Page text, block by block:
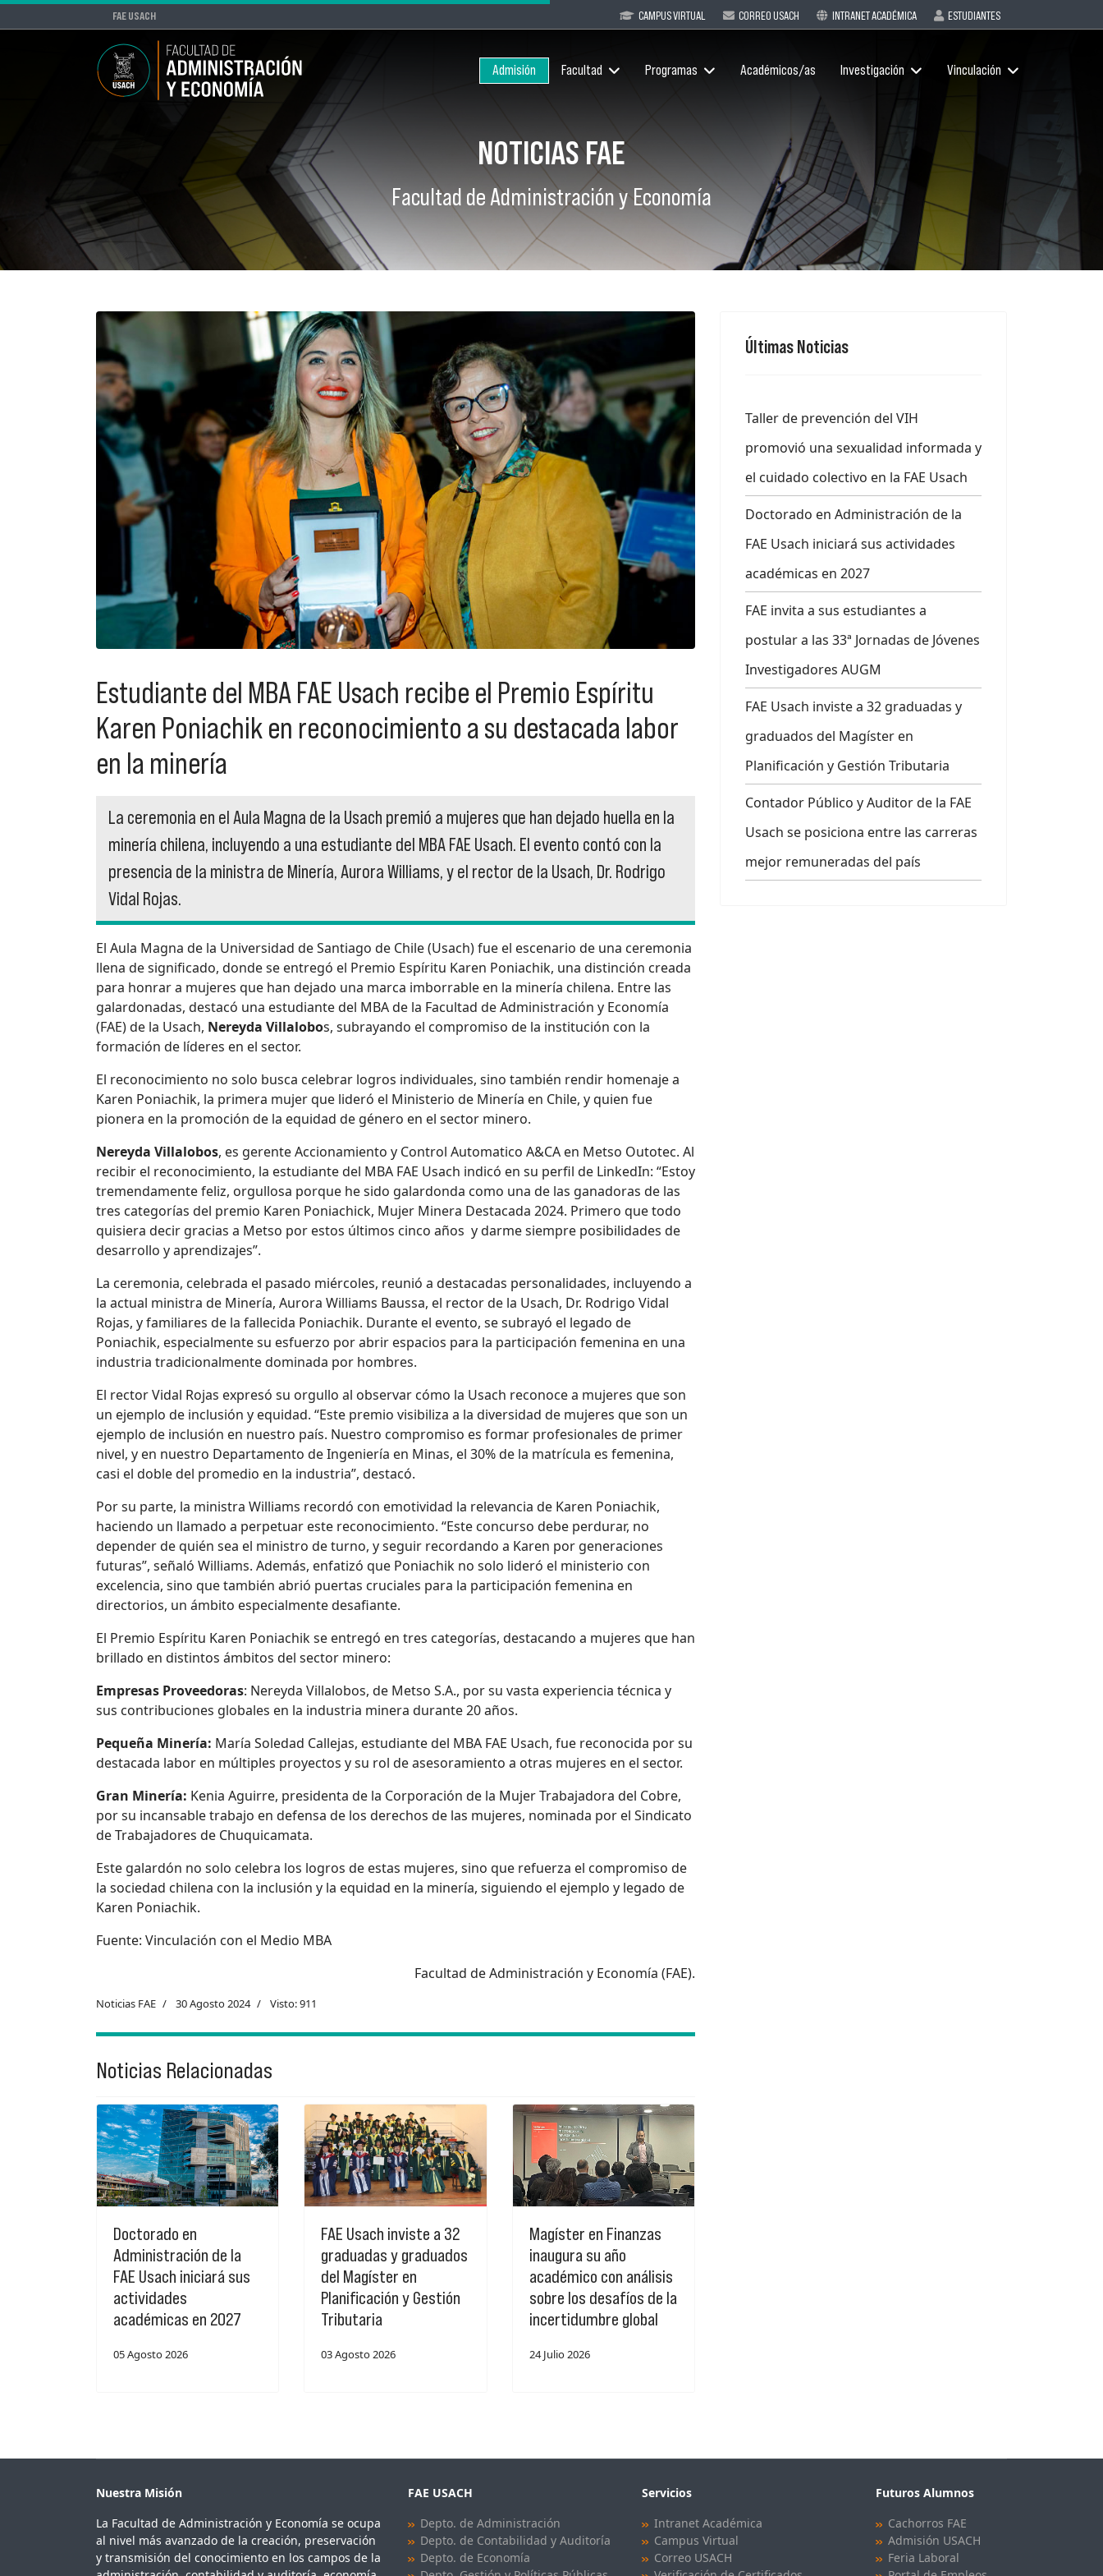
FAE USACH CAMPUS VIRTUAL CORREO USACH INTRANET ACADÉMICA ESTUDIANTES
Admisión Facultad Programas Académicos/as Investigación Vinculación
NOTICIAS FAE
Facultad de Administración y Economía
Estudiante del MBA FAE Usach recibe el Premio Espíritu
Karen Poniachik en reconocimiento a su destacada labor
en la minería
La ceremonia en el Aula Magna de la Usach premió a mujeres que han dejado huella en la
minería chilena, incluyendo a una estudiante del MBA FAE Usach. El evento contó con la
presencia de la ministra de Minería, Aurora Williams, y el rector de la Usach, Dr. Rodrigo
Vidal Rojas.
El Aula Magna de la Universidad de Santiago de Chile (Usach) fue el escenario de una ceremonia
llena de significado, donde se entregó el Premio Espíritu Karen Poniachik, una distinción creada
para honrar a mujeres que han dejado una marca imborrable en la minería chilena. Entre las
galardonadas, destacó una estudiante del MBA de la Facultad de Administración y Economía
(FAE) de la Usach, Nereyda Villalobos, subrayando el compromiso de la institución con la
formación de líderes en el sector.
El reconocimiento no solo busca celebrar logros individuales, sino también rendir homenaje a
Karen Poniachik, la primera mujer que lideró el Ministerio de Minería en Chile, y quien fue
pionera en la promoción de la equidad de género en el sector minero.
Nereyda Villalobos, es gerente Accionamiento y Control Automatico A&CA en Metso Outotec. Al
recibir el reconocimiento, la estudiante del MBA FAE Usach indicó en su perfil de LinkedIn: “Estoy
tremendamente feliz, orgullosa porque he sido galardonda como una de las ganadoras de las
tres categorías del premio Karen Poniachick, Mujer Minera Destacada 2024. Primero que todo
quisiera decir gracias a Metso por estos últimos cinco años y darme siempre posibilidades de
desarrollo y aprendizajes”.
La ceremonia, celebrada el pasado miércoles, reunió a destacadas personalidades, incluyendo a
la actual ministra de Minería, Aurora Williams Baussa, el rector de la Usach, Dr. Rodrigo Vidal
Rojas, y familiares de la fallecida Poniachik. Durante el evento, se subrayó el legado de
Poniachik, especialmente su esfuerzo por abrir espacios para la participación femenina en una
industria tradicionalmente dominada por hombres.
El rector Vidal Rojas expresó su orgullo al observar cómo la Usach reconoce a mujeres que son
un ejemplo de inclusión y equidad. “Este premio visibiliza a la diversidad de mujeres que son un
ejemplo de inclusión en nuestro país. Nuestro compromiso es formar profesionales de primer
nivel, y en nuestro Departamento de Ingeniería en Minas, el 30% de la matrícula es femenina,
casi el doble del promedio en la industria”, destacó.
Por su parte, la ministra Williams recordó con emotividad la relevancia de Karen Poniachik,
haciendo un llamado a perpetuar este reconocimiento. “Este concurso debe perdurar, no
depender de quién sea el ministro de turno, y seguir recordando a Karen por generaciones
futuras”, señaló Williams. Además, enfatizó que Poniachik no solo lideró el ministerio con
excelencia, sino que también abrió puertas cruciales para la participación femenina en
directorios, un ámbito especialmente desafiante.
El Premio Espíritu Karen Poniachik se entregó en tres categorías, destacando a mujeres que han
brillado en distintos ámbitos del sector minero:
Empresas Proveedoras: Nereyda Villalobos, de Metso S.A., por su vasta experiencia técnica y
sus contribuciones globales en la industria minera durante 20 años.
Pequeña Minería: María Soledad Callejas, estudiante del MBA FAE Usach, fue reconocida por su
destacada labor en múltiples proyectos y su rol de asesoramiento a otras mujeres en el sector.
Gran Minería: Kenia Aguirre, presidenta de la Corporación de la Mujer Trabajadora del Cobre,
por su incansable trabajo en defensa de los derechos de las mujeres, nominada por el Sindicato
de Trabajadores de Chuquicamata.
Este galardón no solo celebra los logros de estas mujeres, sino que refuerza el compromiso de
la sociedad chilena con la inclusión y la equidad en la minería, siguiendo el ejemplo y legado de
Karen Poniachik.
Fuente: Vinculación con el Medio MBA
Facultad de Administración y Economía (FAE).
Noticias FAE 30 Agosto 2024 Visto: 911
Noticias Relacionadas
Doctorado en
Administración de la
FAE Usach iniciará sus
actividades
académicas en 2027
05 Agosto 2026
FAE Usach inviste a 32
graduadas y graduados
del Magíster en
Planificación y Gestión
Tributaria
03 Agosto 2026
Magíster en Finanzas
inaugura su año
académico con análisis
sobre los desafíos de la
incertidumbre global
24 Julio 2026
Últimas Noticias
Taller de prevención del VIH
promovió una sexualidad informada y
el cuidado colectivo en la FAE Usach
Doctorado en Administración de la
FAE Usach iniciará sus actividades
académicas en 2027
FAE invita a sus estudiantes a
postular a las 33ª Jornadas de Jóvenes
Investigadores AUGM
FAE Usach inviste a 32 graduadas y
graduados del Magíster en
Planificación y Gestión Tributaria
Contador Público y Auditor de la FAE
Usach se posiciona entre las carreras
mejor remuneradas del país
Nuestra Misión
La Facultad de Administración y Economía se ocupa
al nivel más avanzado de la creación, preservación
y transmisión del conocimiento en los campos de la
FAE USACH
Depto. de Administración
Depto. de Contabilidad y Auditoría
Depto. de Economía
Servicios
Intranet Académica
Campus Virtual
Correo USACH
Futuros Alumnos
Cachorros FAE
Admisión USACH
Feria Laboral